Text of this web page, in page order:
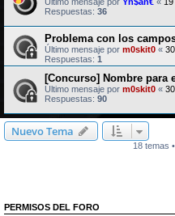
Respuestas: 36
Problema con los
Último mensaje por m0skit0 «
Respuestas: 1
[Concurso] Nombre para
Último mensaje por m0skit0 «
Respuestas: 90
Nuevo Tema
18 temas
PERMISOS DEL FORO